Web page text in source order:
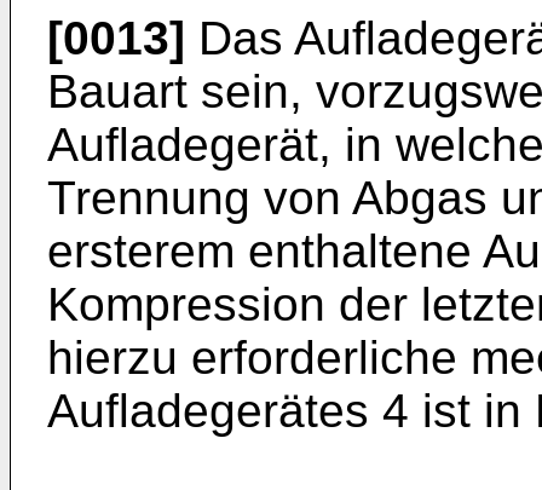
[0013] Das
Bauart sein,
Aufladegerät, in
Trennung von Abgas
ersterem enthaltene
Kompression der
hierzu erforderliche
Aufladegerätes 4 ist